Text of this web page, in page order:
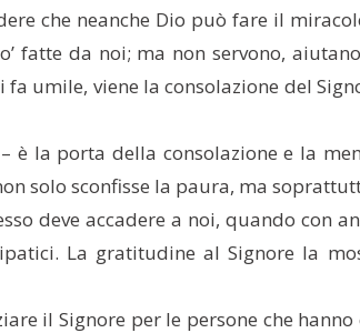
che neanche Dio può fare il
fatte da noi; ma non servono,
umile, viene la consolazione del
è la porta della consolazione e la
solo sconfisse la paura, ma
deve accadere a noi, quando
La gratitudine al Signore la
il Signore per le persone che